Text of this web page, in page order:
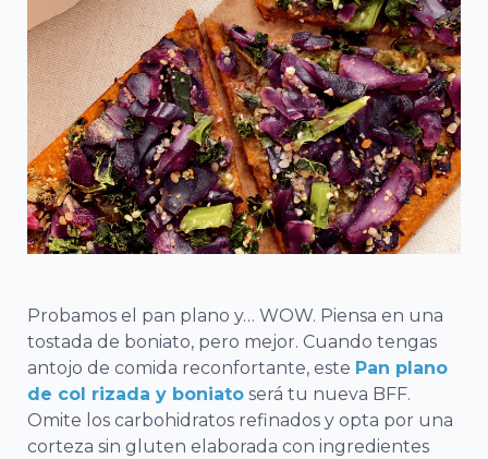
Probamos el pan plano y… WOW. Piensa en una
tostada de boniato, pero mejor. Cuando tengas
antojo de comida reconfortante, este Pan plano
de col rizada y boniato será tu nueva BFF.
Omite los carbohidratos refinados y opta por una
corteza sin gluten elaborada con ingredientes